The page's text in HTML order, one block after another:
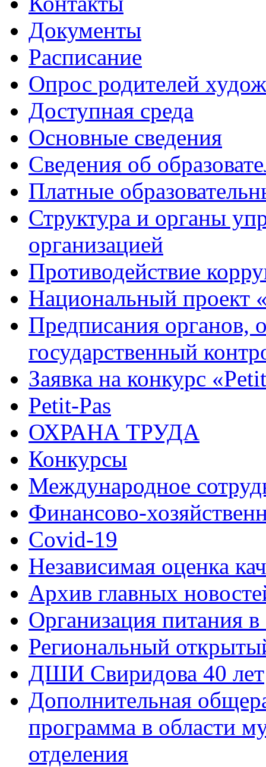
Документы
Расписание
Опрос родителей
Доступная среда
Основные сведения
Сведения об
Платные
Структура и органы
организацией
Противодействие
Национальный проект
Предписания органов,
государственный
Заявка на конкурс
Petit-Pas
ОХРАНА ТРУДА
Конкурсы
Международное
Финансово-
Covid-19
Независимая оценка
Архив главных
Организация питания в
Региональный
ДШИ Свиридова 40 лет
Дополнительная
программа в области
отделения